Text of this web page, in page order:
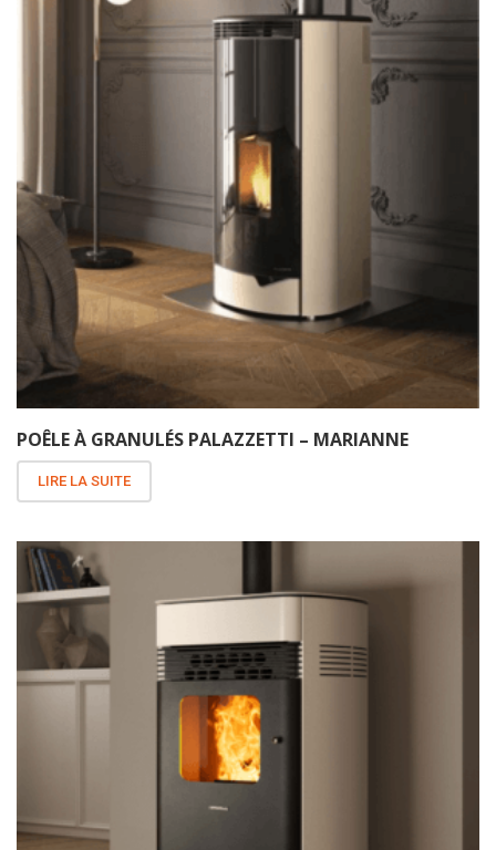
POÊLE À GRANULÉS PALAZZETTI – MARIANNE
LIRE LA SUITE